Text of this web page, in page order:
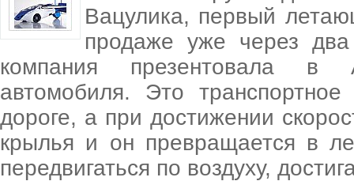
Вацулика, первый
продаже уже через
компания презентовала в
автомобиля. Это
дороге, а при достижении
крылья и он превращается в
передвигаться по воздуху,